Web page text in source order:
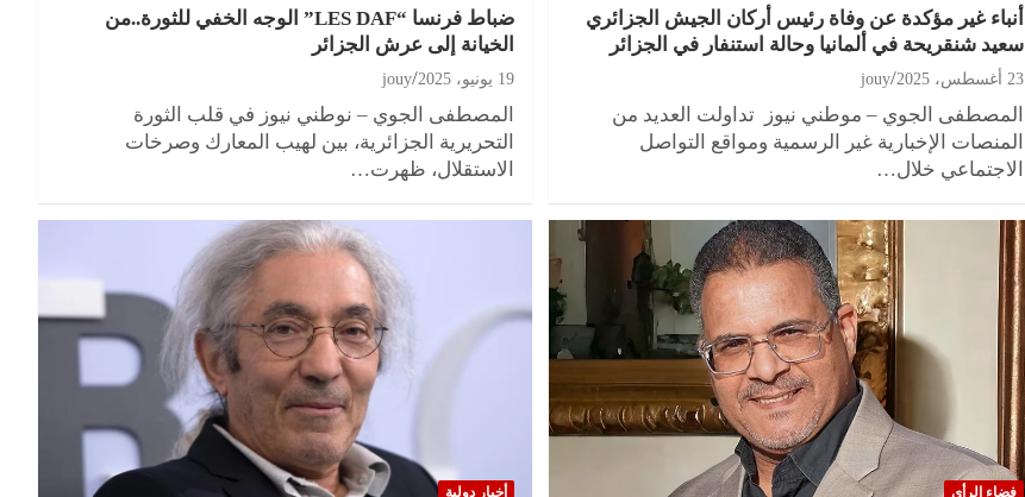
أنباء غير مؤكدة عن وفاة رئيس أركان الجيش الجزائري
سعيد شنقريحة في ألمانيا وحالة استنفار في الجزائر
23 أغسطس، 2025 jouy
المصطفى الجوي – موطني نيوز تداولت العديد من
المنصات الإخبارية غير الرسمية ومواقع التواصل
الاجتماعي خلال…
ضباط فرنسا “LES DAF” الوجه الخفي للثورة..من
الخيانة إلى عرش الجزائر
19 يونيو، 2025 jouy
المصطفى الجوي – نوطني نيوز في قلب الثورة
التحريرية الجزائرية، بين لهيب المعارك وصرخات
الاستقلال، ظهرت…
فضاء الرأي أخبار دولية